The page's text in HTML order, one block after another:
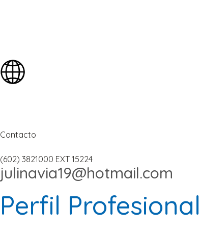
Contacto
(602) 3821000 EXT 15224
julinavia19@hotmail.com
Perfil Profesional